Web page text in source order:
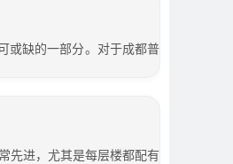
或缺的一部分。对于成都普
先进，尤其是每层楼都配有